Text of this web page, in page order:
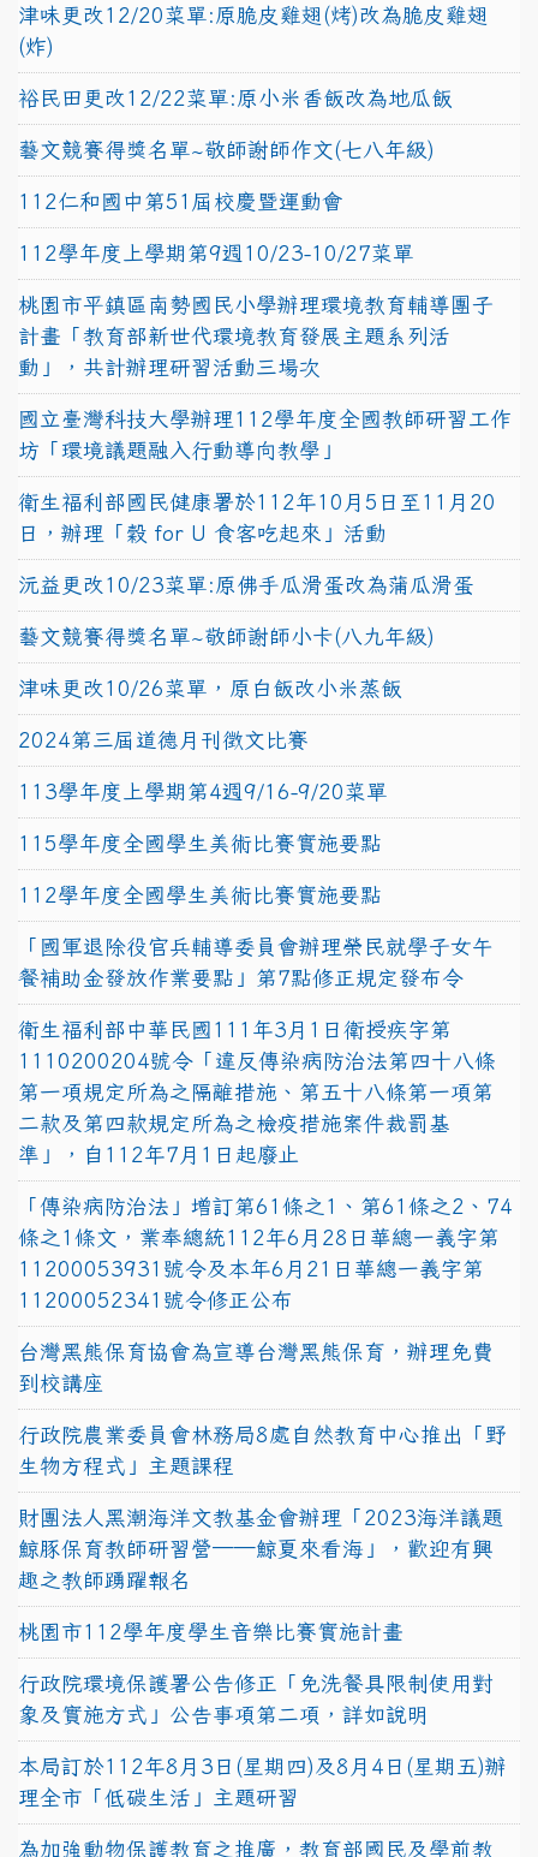
津味更改12/20菜單:原脆皮雞翅(烤)改為脆皮雞翅
(炸)
裕民田更改12/22菜單:原小米香飯改為地瓜飯
藝文競賽得獎名單~敬師謝師作文(七八年級)
112仁和國中第51屆校慶暨運動會
112學年度上學期第9週10/23-10/27菜單
桃園市平鎮區南勢國民小學辦理環境教育輔導團子
計畫「教育部新世代環境教育發展主題系列活
動」，共計辦理研習活動三場次
國立臺灣科技大學辦理112學年度全國教師研習工作
坊「環境議題融入行動導向教學」
衛生福利部國民健康署於112年10月5日至11月20
日，辦理「穀 for U 食客吃起來」活動
沅益更改10/23菜單:原佛手瓜滑蛋改為蒲瓜滑蛋
藝文競賽得獎名單~敬師謝師小卡(八九年級)
津味更改10/26菜單，原白飯改小米蒸飯
2024第三屆道德月刊徵文比賽
113學年度上學期第4週9/16-9/20菜單
115學年度全國學生美術比賽實施要點
112學年度全國學生美術比賽實施要點
「國軍退除役官兵輔導委員會辦理榮民就學子女午
餐補助金發放作業要點」第7點修正規定發布令
衛生福利部中華民國111年3月1日衛授疾字第
1110200204號令「違反傳染病防治法第四十八條
第一項規定所為之隔離措施、第五十八條第一項第
二款及第四款規定所為之檢疫措施案件裁罰基
準」，自112年7月1日起廢止
「傳染病防治法」增訂第61條之1、第61條之2、74
條之1條文，業奉總統112年6月28日華總一義字第
11200053931號令及本年6月21日華總一義字第
11200052341號令修正公布
台灣黑熊保育協會為宣導台灣黑熊保育，辦理免費
到校講座
行政院農業委員會林務局8處自然教育中心推出「野
生物方程式」主題課程
財團法人黑潮海洋文教基金會辦理「2023海洋議題
鯨豚保育教師研習營──鯨夏來看海」，歡迎有興
趣之教師踴躍報名
桃園市112學年度學生音樂比賽實施計畫
行政院環境保護署公告修正「免洗餐具限制使用對
象及實施方式」公告事項第二項，詳如說明
本局訂於112年8月3日(星期四)及8月4日(星期五)辦
理全市「低碳生活」主題研習
為加強動物保護教育之推廣，教育部國民及學前教